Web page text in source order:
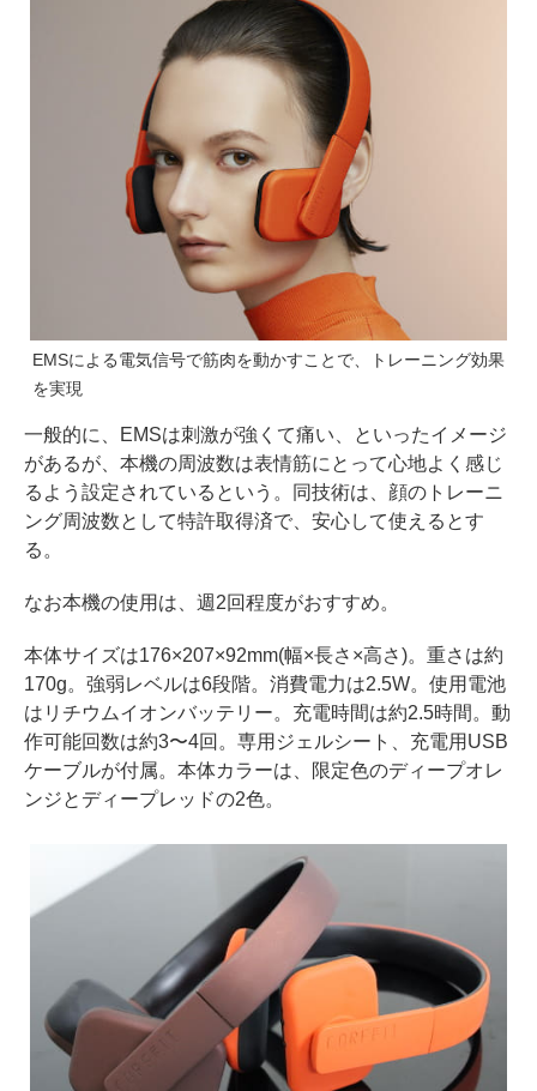
EMSによる電気信号で筋肉を動かすことで、トレーニング効果
を実現
一般的に、EMSは刺激が強くて痛い、といったイメージ
があるが、本機の周波数は表情筋にとって心地よく感じ
るよう設定されているという。同技術は、顔のトレーニ
ング周波数として特許取得済で、安心して使えるとす
る。
なお本機の使用は、週2回程度がおすすめ。
本体サイズは176×207×92mm(幅×長さ×高さ)。重さは約
170g。強弱レベルは6段階。消費電力は2.5W。使用電池
はリチウムイオンバッテリー。充電時間は約2.5時間。動
作可能回数は約3〜4回。専用ジェルシート、充電用USB
ケーブルが付属。本体カラーは、限定色のディープオレ
ンジとディープレッドの2色。